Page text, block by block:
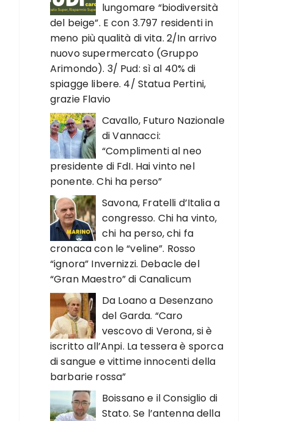
lungomare “biodiversità
del beige”. E con 3.797 residenti in
meno più qualità di vita. 2/In arrivo
nuovo supermercato (Gruppo
Arimondo). 3/ Pud: sì al 40% di
spiagge libere. 4/ Statua Pertini,
grazie Flavio
Cavallo, Futuro Nazionale
di Vannacci:
“Complimenti al neo
presidente di FdI. Hai vinto nel
ponente. Chi ha perso”
Savona, Fratelli d’Italia a
congresso. Chi ha vinto,
chi ha perso, chi fa
cronaca con le “veline”. Rosso
“ignora” Invernizzi. Debacle del
“Gran Maestro” di Canalicum
Da Loano a Desenzano
del Garda. “Caro
vescovo di Verona, si è
iscritto all’Anpi. La tessera è sporca
di sangue e vittime innocenti della
barbarie rossa”
Boissano e il Consiglio di
Stato. Se l’antenna della